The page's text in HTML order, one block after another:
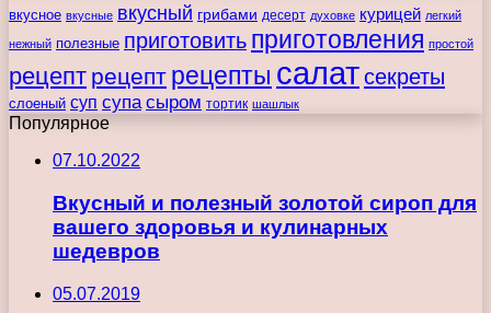
вкусное вкусные вкусный грибами десерт духовке курицей легкий
нежный полезные приготовить приготовления простой
рецепт рецепт рецепты салатсекреты
слоеный суп супа сыром тортик шашлык
Популярное
07.10.2022
Вкусный и полезный золотой сироп для
вашего здоровья и кулинарных
шедевров
05.07.2019